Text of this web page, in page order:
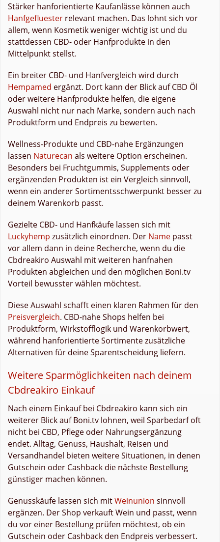
Stärker hanforientierte Kaufanlässe können auch
Hanfgefluester relevant machen. Das lohnt sich vor
allem, wenn Kosmetik weniger wichtig ist und du
stattdessen CBD- oder Hanfprodukte in den
Mittelpunkt stellst.
Ein breiter CBD- und Hanfvergleich wird durch
Hempamed ergänzt. Dort kann der Blick auf CBD Öl
oder weitere Hanfprodukte helfen, die eigene
Auswahl nicht nur nach Marke, sondern auch nach
Produktform und Endpreis zu bewerten.
Wellness-Produkte und CBD-nahe Ergänzungen
lassen Naturecan als weitere Option erscheinen.
Besonders bei Fruchtgummis, Supplements oder
ergänzenden Produkten ist ein Vergleich sinnvoll,
wenn ein anderer Sortimentsschwerpunkt besser zu
deinem Warenkorb passt.
Gezielte CBD- und Hanfkäufe lassen sich mit
Luckyhemp zusätzlich einordnen. Der Name passt
vor allem dann in deine Recherche, wenn du die
Cbdreakiro Auswahl mit weiteren hanfnahen
Produkten abgleichen und den möglichen Boni.tv
Vorteil bewusster wählen möchtest.
Diese Auswahl schafft einen klaren Rahmen für den
Preisvergleich. CBD-nahe Shops helfen bei
Produktform, Wirkstofflogik und Warenkorbwert,
während hanforientierte Sortimente zusätzliche
Alternativen für deine Sparentscheidung liefern.
Weitere Sparmöglichkeiten nach deinem
Cbdreakiro Einkauf
Nach einem Einkauf bei Cbdreakiro kann sich ein
weiterer Blick auf Boni.tv lohnen, weil Sparbedarf oft
nicht bei CBD, Pflege oder Nahrungsergänzung
endet. Alltag, Genuss, Haushalt, Reisen und
Versandhandel bieten weitere Situationen, in denen
Gutschein oder Cashback die nächste Bestellung
günstiger machen können.
Genusskäufe lassen sich mitWeinunion sinnvoll
ergänzen. Der Shop verkauft Wein und passt, wenn
du vor einer Bestellung prüfen möchtest, ob ein
Gutschein oder Cashback den Endpreis verbessert.